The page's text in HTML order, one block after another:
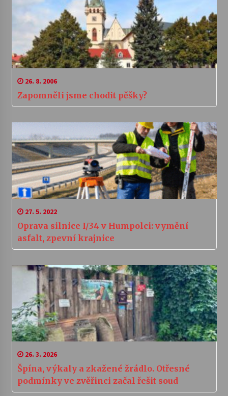
26. 8. 2006
Zapomněli jsme chodit pěšky?
27. 5. 2022
Oprava silnice I/34 v Humpolci: vymění
asfalt, zpevní krajnice
26. 3. 2026
Špína, výkaly a zkažené žrádlo. Otřesné
podmínky ve zvěřinci začal řešit soud